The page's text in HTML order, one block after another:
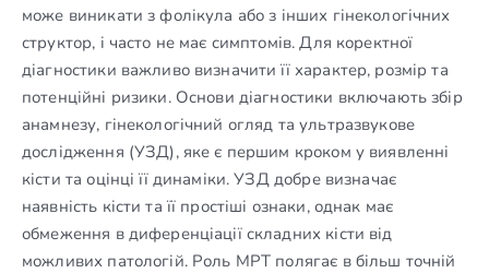
може виникати з фолікула або з інших гінекологічних
структор, і часто не має симптомів. Для коректної
діагностики важливо визначити її характер, розмір та
потенційні ризики. Основи діагностики включають збір
анамнезу, гінекологічний огляд та ультразвукове
дослідження (УЗД), яке є першим кроком у виявленні
кісти та оцінці її динаміки. УЗД добре визначає
наявність кісти та її простіші ознаки, однак має
обмеження в диференціації складних кісти від
можливих патологій. Роль МРТ полягає в більш точній